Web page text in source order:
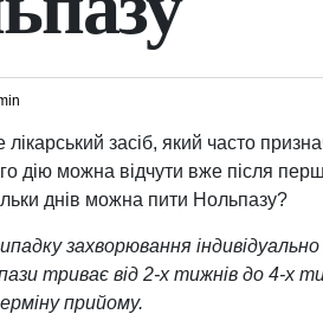
лікарський засіб, який часто
дію можна відчути вже після
днів можна пити Нольпазу?
захворювання
триває від 2-х тижнів до 4-х
прийому.